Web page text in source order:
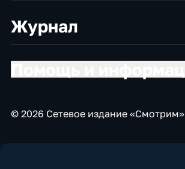
Журнал
© 2026 Сетевое издание «Смотрим»